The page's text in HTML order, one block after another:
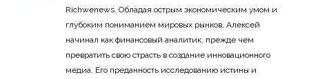
Richwenews. Обладая острым экономическим умом и
глубоким пониманием мировых рынков, Алексей
начинал как финансовый аналитик, прежде чем
превратить свою страсть в создание инновационного
медиа. Его преданность исследованию истины и